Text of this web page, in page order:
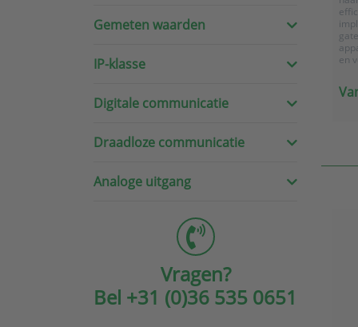
Gemeten waarden
IP-klasse
Digitale communicatie
Draadloze communicatie
Analoge uitgang
Vragen?
Bel +31 (0)36 535 0651
en